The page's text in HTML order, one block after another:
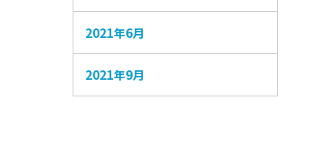
2021年6月
2021年9月